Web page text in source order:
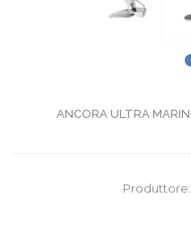
ANCORA ULTRA
Produttore: